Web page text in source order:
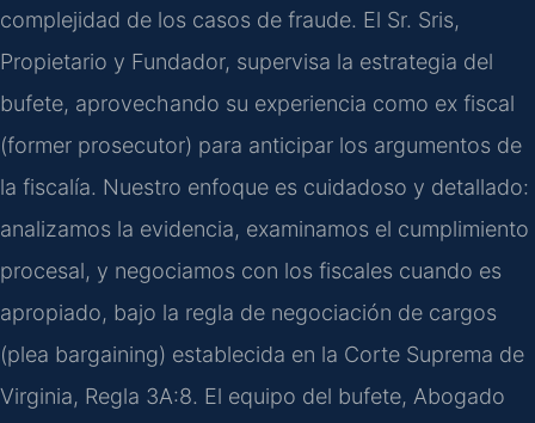
complejidad de los casos de fraude. El Sr. Sris,
Propietario y Fundador, supervisa la estrategia del
bufete, aprovechando su experiencia como ex fiscal
(former prosecutor) para anticipar los argumentos de
la fiscalía. Nuestro enfoque es cuidadoso y detallado:
analizamos la evidencia, examinamos el cumplimiento
procesal, y negociamos con los fiscales cuando es
apropiado, bajo la regla de negociación de cargos
(plea bargaining) establecida en la Corte Suprema de
Virginia, Regla 3A:8. El equipo del bufete, Abogado